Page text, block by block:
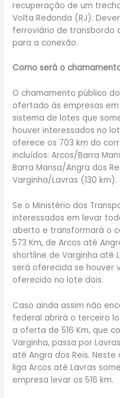
recuperação de um
Volta Redonda (RJ).
ferroviário de transbordo
para a conexão.
Como será o
O chamamento público
ofertado às empresas
sistema de lotes que
houver interessados no
oferece os 703 km do
incluídos: Arcos/Barra
Barra Mansa/Angra dos
Varginha/Lavras (130 km).
Se o Ministério dos
interessados em levar
aberto e transformará o
573 Km, de Arcos até
shortline de Varginha até
será oferecida se houver
oferecido no lote dois.
Caso ainda assim não
federal abrirá o terceiro
a oferta de 516 Km, que
Varginha, passa por
até Angra dos Reis.
liga Arcos até Lavras
empresa levar os 516 km.